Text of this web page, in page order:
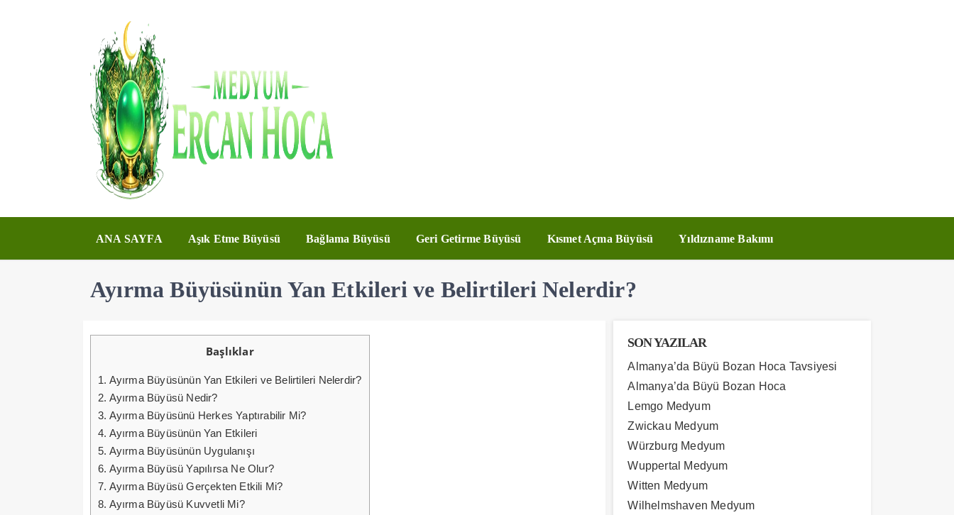
ANA SAYFA Aşık Etme Büyüsü Bağlama Büyüsü Geri Getirme Büyüsü Kısmet Açma Büyüsü Yıldızname Bakımı
Ayırma Büyüsünün Yan Etkileri ve Belirtileri Nelerdir?
Başlıklar
1. Ayırma Büyüsünün Yan Etkileri ve Belirtileri Nelerdir?
2. Ayırma Büyüsü Nedir?
3. Ayırma Büyüsünü Herkes Yaptırabilir Mi?
4. Ayırma Büyüsünün Yan Etkileri
5. Ayırma Büyüsünün Uygulanışı
6. Ayırma Büyüsü Yapılırsa Ne Olur?
7. Ayırma Büyüsü Gerçekten Etkili Mi?
8. Ayırma Büyüsü Kuvvetli Mi?
SON YAZILAR
Almanya’da Büyü Bozan Hoca Tavsiyesi
Almanya’da Büyü Bozan Hoca
Lemgo Medyum
Zwickau Medyum
Würzburg Medyum
Wuppertal Medyum
Witten Medyum
Wilhelmshaven Medyum